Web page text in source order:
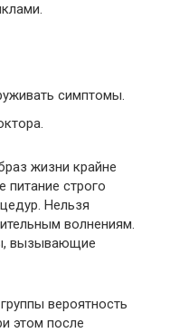
симптомы.
жизни крайне
питание строго
Нельзя
волнениям.
вызывающие
вероятность
этом после